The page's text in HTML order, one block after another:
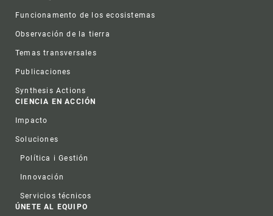
Funcionamento de los ecosistemas
Observación de la tierra
Temas transversales
Publicaciones
Synthesis Actions
CIENCIA EN ACCIÓN
Impacto
Soluciones
Política i Gestión
Innovación
Servicios técnicos
ÚNETE AL EQUIPO